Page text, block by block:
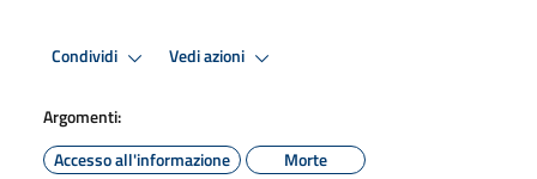
Condividi Vedi azioni
Argomenti:
Accesso all'informazione
Morte